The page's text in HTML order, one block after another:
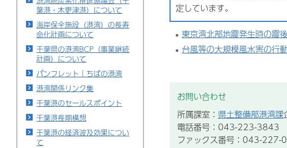
葉港・木更津港）について
海岸保全施設（港湾）の長寿
命化計画について
千葉県の港湾BCP（事業継続
計画）について
パンフレット｜ちばの港湾
港湾関係リンク集
千葉港のセールスポイント
千葉港長期構想
千葉港の経済波及効果につい
て
定しています。
東京湾北部地震発生時の震
台風等の大規模風水害の行
お問い合わせ
所属課室： 県土整備部港湾課
電話番号：043-223-3843
ファックス番号：043-227-